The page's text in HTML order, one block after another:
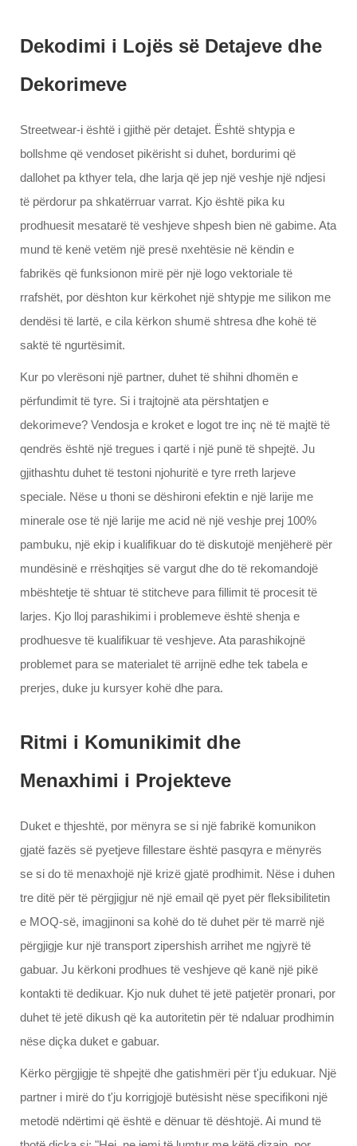
Dekodimi i Lojës së Detajeve dhe
Dekorimeve
Streetwear-i është i gjithë për detajet. Është shtypja e
bollshme që vendoset pikërisht si duhet, bordurimi që
dallohet pa kthyer tela, dhe larja që jep një veshje një ndjesi
të përdorur pa shkatërruar varrat. Kjo është pika ku
prodhuesit mesatarë të veshjeve shpesh bien në gabime. Ata
mund të kenë vetëm një presë nxehtësie në këndin e
fabrikës që funksionon mirë për një logo vektoriale të
rrafshët, por dështon kur kërkohet një shtypje me silikon me
dendësi të lartë, e cila kërkon shumë shtresa dhe kohë të
saktë të ngurtësimit.
Kur po vlerësoni një partner, duhet të shihni dhomën e
përfundimit të tyre. Si i trajtojnë ata përshtatjen e
dekorimeve? Vendosja e kroket e logot tre inç në të majtë të
qendrës është një tregues i qartë i një punë të shpejtë. Ju
gjithashtu duhet të testoni njohuritë e tyre rreth larjeve
speciale. Nëse u thoni se dëshironi efektin e një larije me
minerale ose të një larije me acid në një veshje prej 100%
pambuku, një ekip i kualifikuar do të diskutojë menjëherë për
mundësinë e rrëshqitjes së vargut dhe do të rekomandojë
mbështetje të shtuar të stitcheve para fillimit të procesit të
larjes. Kjo lloj parashikimi i problemeve është shenja e
prodhuesve të kualifikuar të veshjeve. Ata parashikojnë
problemet para se materialet të arrijnë edhe tek tabela e
prerjes, duke ju kursyer kohë dhe para.
Ritmi i Komunikimit dhe
Menaxhimi i Projekteve
Duket e thjeshtë, por mënyra se si një fabrikë komunikon
gjatë fazës së pyetjeve fillestare është pasqyra e mënyrës
se si do të menaxhojë një krizë gjatë prodhimit. Nëse i duhen
tre ditë për të përgjigjur në një email që pyet për fleksibilitetin
e MOQ-së, imagjinoni sa kohë do të duhet për të marrë një
përgjigje kur një transport zipershish arrihet me ngjyrë të
gabuar. Ju kërkoni prodhues të veshjeve që kanë një pikë
kontakti të dedikuar. Kjo nuk duhet të jetë patjetër pronari, por
duhet të jetë dikush që ka autoritetin për të ndaluar prodhimin
nëse diçka duket e gabuar.
Kërko përgjigje të shpejtë dhe gatishmëri për t'ju edukuar. Një
partner i mirë do t'ju korrigjojë butësisht nëse specifikoni një
metodë ndërtimi që është e dënuar të dështojë. Ai mund të